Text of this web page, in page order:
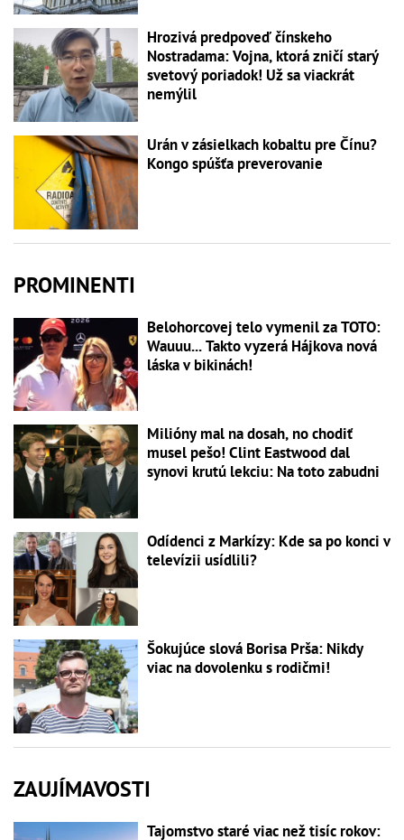
Hrozivá predpoveď čínskeho
Nostradama: Vojna, ktorá zničí starý
svetový poriadok! Už sa viackrát
nemýlil
Urán v zásielkach kobaltu pre Čínu?
Kongo spúšťa preverovanie
PROMINENTI
Belohorcovej telo vymenil za TOTO:
Wauuu... Takto vyzerá Hájkova nová
láska v bikinách!
Milióny mal na dosah, no chodiť
musel pešo! Clint Eastwood dal
synovi krutú lekciu: Na toto zabudni
Odídenci z Markízy: Kde sa po konci v
televízii usídlili?
Šokujúce slová Borisa Prša: Nikdy
viac na dovolenku s rodičmi!
ZAUJÍMAVOSTI
Tajomstvo staré viac než tisíc rokov: